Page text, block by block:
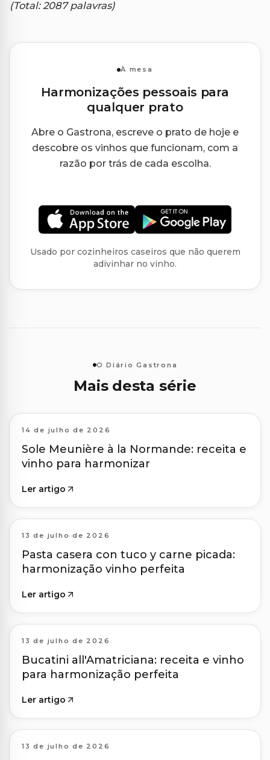
(Total: 2087 palavras)
À mesa
Harmonizações pessoais para
qualquer prato
Abre o Gastrona, escreve o prato de hoje e
descobre os vinhos que funcionam, com a
razão por trás de cada escolha.
Usado por cozinheiros caseiros que não querem
adivinhar no vinho.
O Diário Gastrona
Mais desta série
14 de julho de 2026
Sole Meunière à la Normande: receita e
vinho para harmonizar
Ler artigo
13 de julho de 2026
Pasta casera con tuco y carne picada:
harmonização vinho perfeita
Ler artigo
13 de julho de 2026
Bucatini all'Amatriciana: receita e vinho
para harmonização perfeita
Ler artigo
13 de julho de 2026